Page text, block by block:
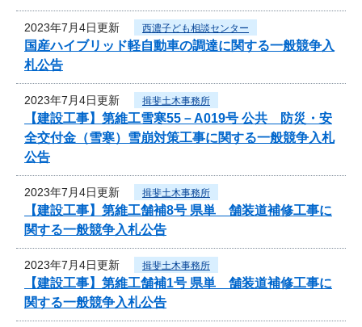
2023年7月4日更新 西濃子ども相談センター
国産ハイブリッド軽自動車の調達に関する一般競争入
札公告
2023年7月4日更新 揖斐土木事務所
【建設工事】第維工雪寒55－A019号 公共 防災・安
全交付金（雪寒）雪崩対策工事に関する一般競争入札
公告
2023年7月4日更新 揖斐土木事務所
【建設工事】第維工舗補8号 県単 舗装道補修工事に
関する一般競争入札公告
2023年7月4日更新 揖斐土木事務所
【建設工事】第維工舗補1号 県単 舗装道補修工事に
関する一般競争入札公告